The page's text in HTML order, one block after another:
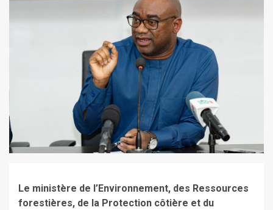
Le ministère de l’Environnement, des Ressources
forestières, de la Protection côtière et du